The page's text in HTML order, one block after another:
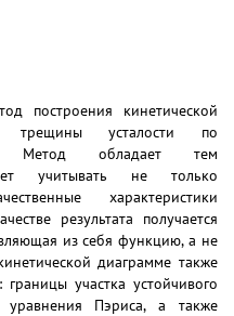
построения кинетической
трещины усталости по
Метод обладает тем
учитывать не только
характеристики
результата получается
из себя функцию, а не
диаграмме также
участка устойчивого
Пэриса, а также